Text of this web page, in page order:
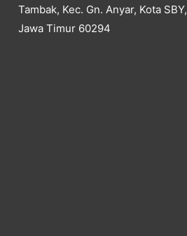
Tambak, Kec. Gn. Anyar, Kota SBY,
Jawa Timur 60294